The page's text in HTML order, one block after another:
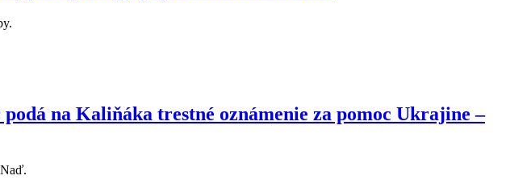
na Kaliňáka trestné oznámenie za pomoc Ukrajine –